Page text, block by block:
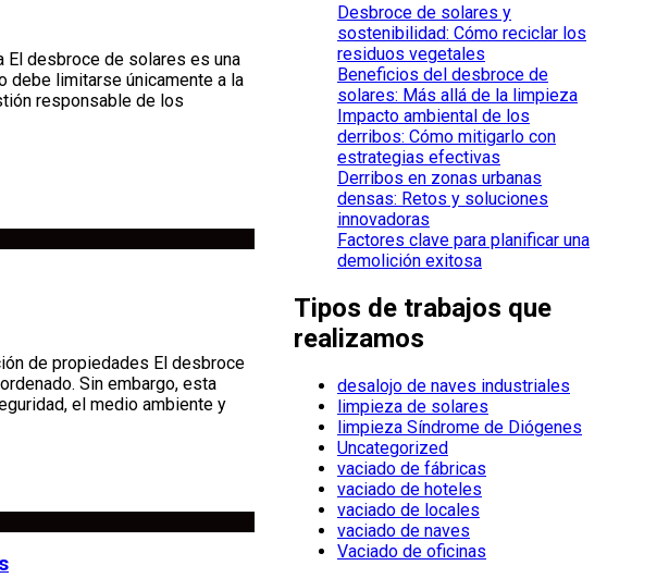
El desbroce de solares es una
debe limitarse únicamente a la
responsable de los
de propiedades El desbroce
Sin embargo, esta
el medio ambiente y
Desbroce de solares y
sostenibilidad: Cómo reciclar los
residuos vegetales
Beneficios del desbroce de
solares: Más allá de la limpieza
Impacto ambiental de los
derribos: Cómo mitigarlo con
estrategias efectivas
Derribos en zonas urbanas
densas: Retos y soluciones
innovadoras
Factores clave para planificar una
demolición exitosa
Tipos de trabajos que
realizamos
desalojo de naves industriales
limpieza de solares
limpieza Síndrome de Diógenes
Uncategorized
vaciado de fábricas
vaciado de hoteles
vaciado de locales
vaciado de naves
Vaciado de oficinas